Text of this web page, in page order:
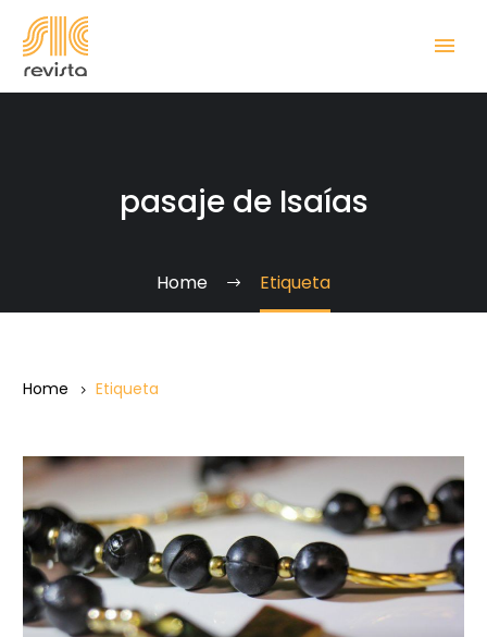
pasaje de Isaías
Home Etiqueta
Home Etiqueta
Regalo
inusual